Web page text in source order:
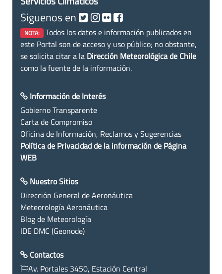
Siguenos en
NOTA: Todos los datos e información publicados en
este Portal son de acceso y uso público; no obstante,
se solicita citar a la Dirección Meteorológica de Chile
como la fuente de la información.
Información de Interés
Gobierno Transparente
Carta de Compromiso
Oficina de Información, Reclamos y Sugerencias
Política de Privacidad de la información de Página
WEB
Nuestro Sitios
Dirección General de Aeronáutica
Meteorología Aeronáutica
Blog de Meteorología
IDE DMC (Geonode)
Contactos
Av. Portales 3450, Estación Central